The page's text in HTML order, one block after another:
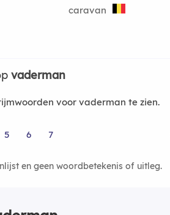
caravan
vaderman
voor vaderman te zien.
5 6 7
en geen woordbetekenis of uitleg.